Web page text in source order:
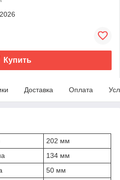
Купить
Доставка Оплата
202 мм
134 мм
50 мм